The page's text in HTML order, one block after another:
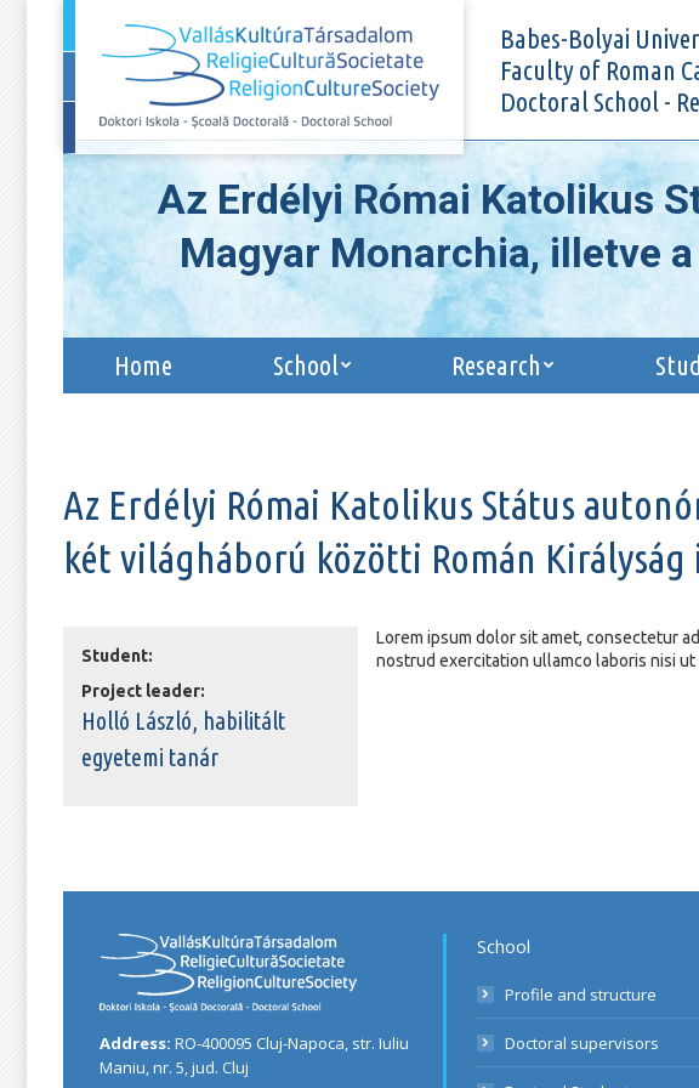
Babes-Bolyai
Faculty of Roman
Doctoral School -
Home School Research
Az Erdélyi Római Katolikus
Magyar Monarchia, illetve
You are
Az Erdélyi Római Katolikus Státus
két világháború közötti Román Királyság
Student:
Project leader:
Holló László, habilitált
egyetemi tanár
Lorem ipsum dolor sit amet, consectetur
nostrud exercitation ullamco laboris nisi
Address: RO-400095 Cluj-Napoca, str. Iuliu
Maniu, nr. 5, jud. Cluj
School
Profile and structure
Doctoral supervisors
Home Research